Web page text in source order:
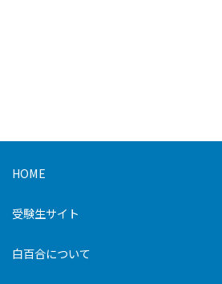
HOME
受験生サイト
白百合について